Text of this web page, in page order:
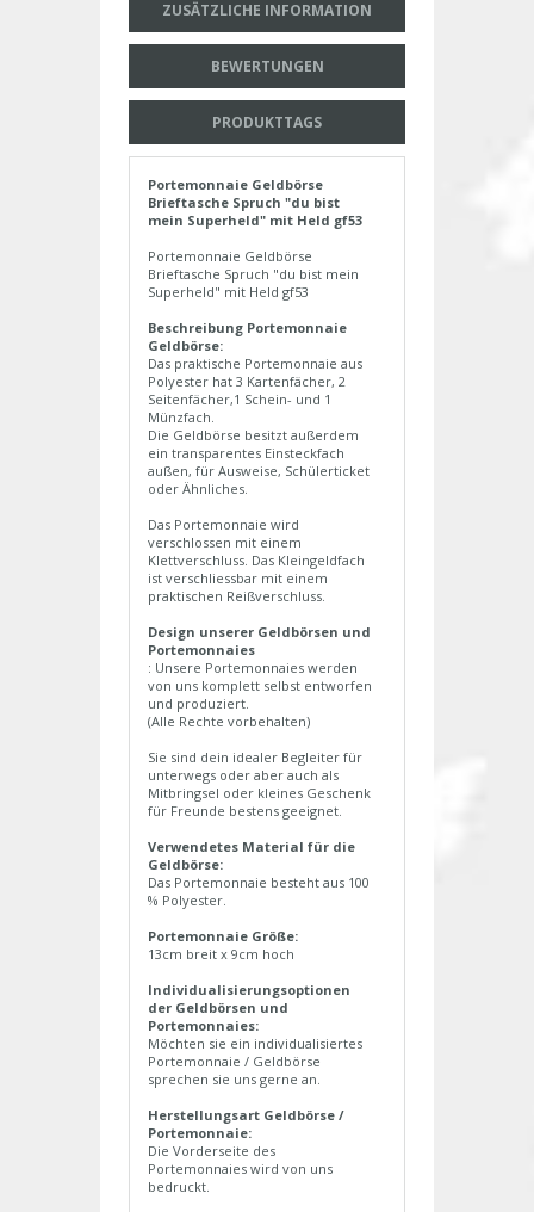
ZUSÄTZLICHE INFORMATION
BEWERTUNGEN
PRODUKTTAGS
Portemonnaie Geldbörse
Brieftasche Spruch "du bist
mein Superheld" mit Held gf53
Portemonnaie Geldbörse
Brieftasche Spruch "du bist mein
Superheld" mit Held gf53
Beschreibung Portemonnaie
Geldbörse:
Das praktische Portemonnaie aus
Polyester hat 3 Kartenfächer, 2
Seitenfächer,1 Schein- und 1
Münzfach.
Die Geldbörse besitzt außerdem
ein transparentes Einsteckfach
außen, für Ausweise, Schülerticket
oder Ähnliches.
Das Portemonnaie wird
verschlossen mit einem
Klettverschluss. Das Kleingeldfach
ist verschliessbar mit einem
praktischen Reißverschluss.
Design unserer Geldbörsen und
Portemonnaies
: Unsere Portemonnaies werden
von uns komplett selbst entworfen
und produziert.
(Alle Rechte vorbehalten)
Sie sind dein idealer Begleiter für
unterwegs oder aber auch als
Mitbringsel oder kleines Geschenk
für Freunde bestens geeignet.
Verwendetes Material für die
Geldbörse:
Das Portemonnaie besteht aus 100
% Polyester.
Portemonnaie Größe:
13cm breit x 9cm hoch
Individualisierungsoptionen
der Geldbörsen und
Portemonnaies:
Möchten sie ein individualisiertes
Portemonnaie / Geldbörse
sprechen sie uns gerne an.
Herstellungsart Geldbörse /
Portemonnaie:
Die Vorderseite des
Portemonnaies wird von uns
bedruckt.